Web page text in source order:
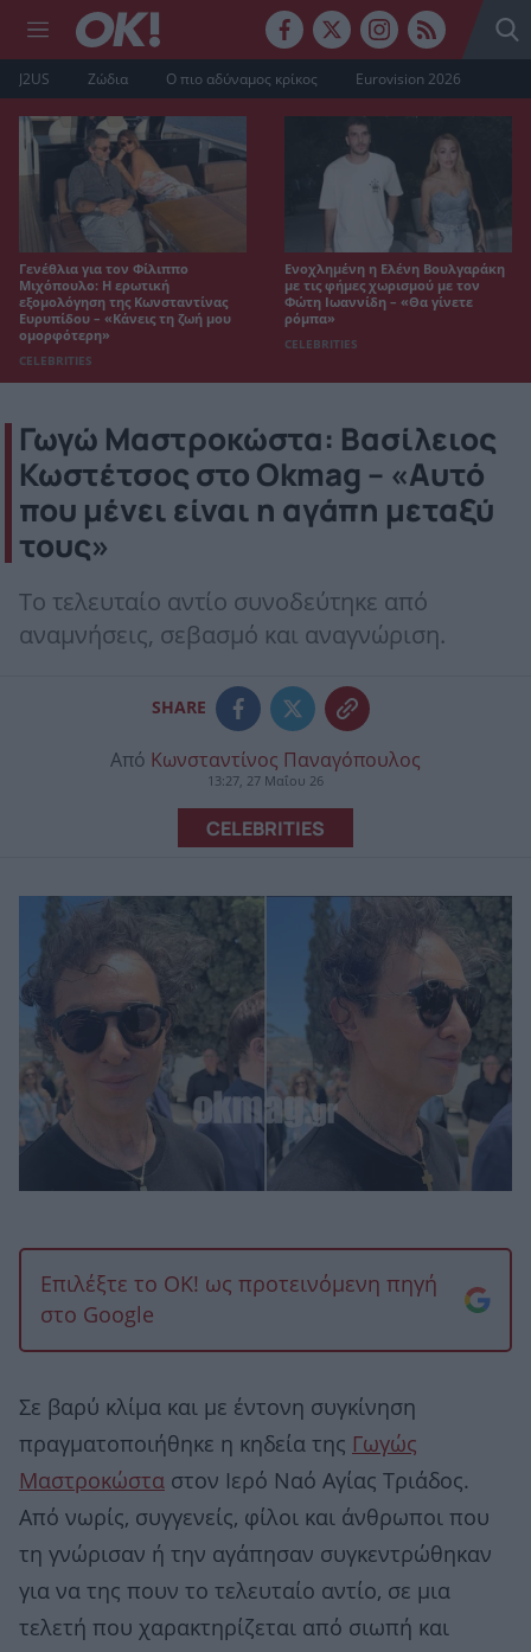
J2US Ζώδια Ο πιο αδύναμος κρίκος Eurovision 2026
Γενέθλια για τον Φίλιππο
Μιχόπουλο: Η ερωτική
εξομολόγηση της Κωνσταντίνας
Ευρυπίδου – «Κάνεις τη ζωή μου
ομορφότερη»
CELEBRITIES
Ενοχλημένη η Ελένη Βουλγαράκη
με τις φήμες χωρισμού με τον
Φώτη Ιωαννίδη – «Θα γίνετε
ρόμπα»
CELEBRITIES
Γωγώ Μαστροκώστα: Βασίλειος
Κωστέτσος στο Okmag – «Αυτό
που μένει είναι η αγάπη μεταξύ
τους»
Το τελευταίο αντίο συνοδεύτηκε από
αναμνήσεις, σεβασμό και αναγνώριση.
SHARE
Από Κωνσταντίνος Παναγόπουλος
13:27, 27 Μαΐου 26
CELEBRITIES
Επιλέξτε το OK! ως προτεινόμενη πηγή
στο Google
Σε βαρύ κλίμα και με έντονη συγκίνηση
πραγματοποιήθηκε η κηδεία της Γωγώς
Μαστροκώστα στον Ιερό Ναό Αγίας Τριάδος.
Από νωρίς, συγγενείς, φίλοι και άνθρωποι που
τη γνώρισαν ή την αγάπησαν συγκεντρώθηκαν
για να της πουν το τελευταίο αντίο, σε μια
τελετή που χαρακτηρίζεται από σιωπή και